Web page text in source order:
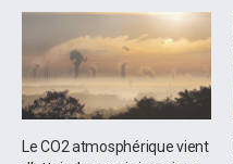
Le CO2 atmosphérique vient